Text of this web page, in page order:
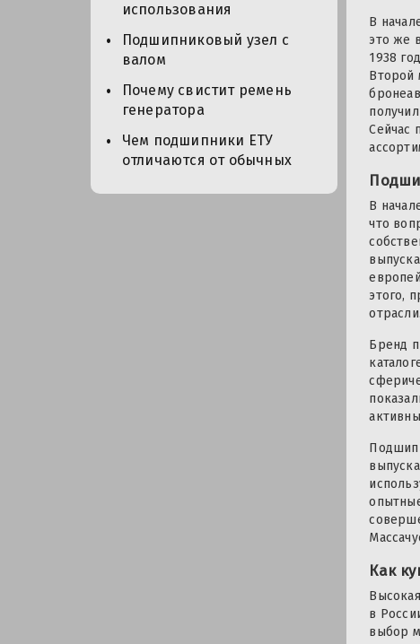
использования
Подшипниковый узел с
валом
Почему свистит ремень
генератора
Чем подшипники ЕТУ
отличаются от обычных
В
это же
1938
Второй
Сейчас
В
что
этого,
отрасли.
Бренд
Как
в
выбор